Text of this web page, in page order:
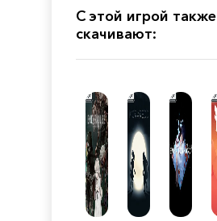
С этой игрой также
скачивают: